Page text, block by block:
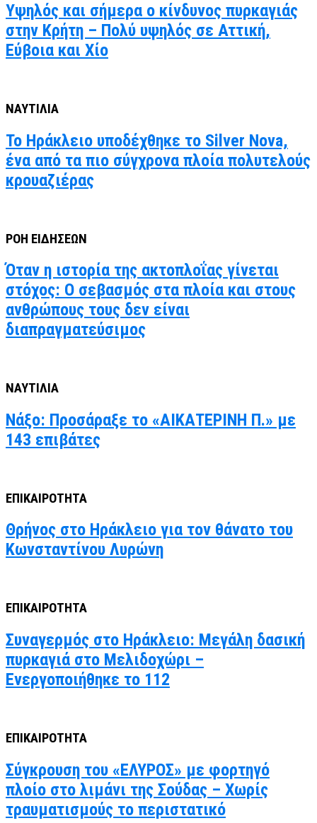
Υψηλός και σήμερα ο κίνδυνος πυρκαγιάς
στην Κρήτη – Πολύ υψηλός σε Αττική,
Εύβοια και Χίο
ΝΑΥΤΙΛΙΑ
Το Ηράκλειο υποδέχθηκε το Silver Nova,
ένα από τα πιο σύγχρονα πλοία πολυτελούς
κρουαζιέρας
ΡΟΗ ΕΙΔΗΣΕΩΝ
Όταν η ιστορία της ακτοπλοΐας γίνεται
στόχος: Ο σεβασμός στα πλοία και στους
ανθρώπους τους δεν είναι
διαπραγματεύσιμος
ΝΑΥΤΙΛΙΑ
Νάξο: Προσάραξε το «ΑΙΚΑΤΕΡΙΝΗ Π.» με
143 επιβάτες
ΕΠΙΚΑΙΡΟΤΗΤΑ
Θρήνος στο Ηράκλειο για τον θάνατο του
Κωνσταντίνου Λυρώνη
ΕΠΙΚΑΙΡΟΤΗΤΑ
Συναγερμός στο Ηράκλειο: Μεγάλη δασική
πυρκαγιά στο Μελιδοχώρι –
Ενεργοποιήθηκε το 112
ΕΠΙΚΑΙΡΟΤΗΤΑ
Σύγκρουση του «ΕΛΥΡΟΣ» με φορτηγό
πλοίο στο λιμάνι της Σούδας – Χωρίς
τραυματισμούς το περιστατικό